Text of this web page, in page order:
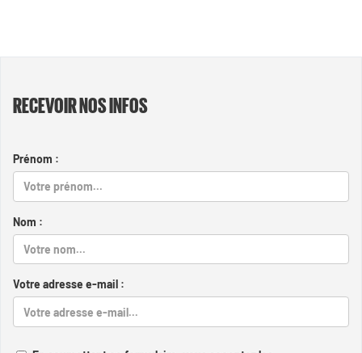
RECEVOIR NOS INFOS
Prénom :
Nom :
Votre adresse e-mail :